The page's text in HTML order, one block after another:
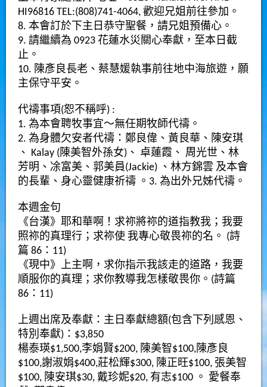
HI96816 TEL:(808)741-4064, 歡迎兄姐前往參加。
8. 本會訂於下主日恭守聖餐，請兄姐預備心。
9. 請繼續為 0923 花蓮水災關心奉獻，至本日截
止。
10. 陳彥良長老、蔡慧媛執事前往地中海旅遊，願
主保守平安。
代禱事項(恕不稱呼) :
1. 為本會聘牧事宜～無任期牧師代禱。
2. 為身體欠安者代禱：鄭良偉、黃良華、陳安琪
、 Kalay (陳美智外孫女)、 卓蓮霞、 周光世、林
芳明、凃富美、郭美員(Jackie) 、林方錦雲 及本會
的長輩、身心靈健康祈禱 。3. 為出外兄姊代禱。
本週金句
《台漢》耶和華啊！求祢將祢的道指教我；我要
照祢的真理行；求祢使 我專心敬畏祢的名。 (詩
篇 86：11)
《現中》上主啊，求你指示我該走的道路，我要
順服你的真理；求你教導我怎樣敬畏你。(詩篇
86：11)
上週出席及奉獻：主日奉獻總額(包含下列感恩、
特別奉獻)：$3,850
楊泰瑛$1,500,李娟賢$200, 陳美智$100,陳彥良
$100,謝淑娟$400,莊松輝$300, 陳正旺$100, 張美智
$100, 陳安琪$30, 戴珍妮$20, 有志$100 。 愛餐奉